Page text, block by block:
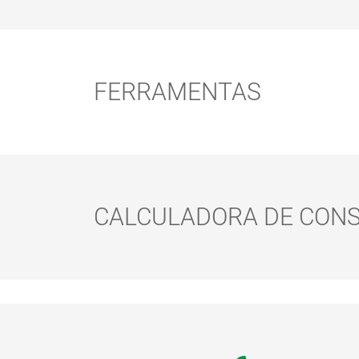
FERRAMENTAS
CALCULADORA DE